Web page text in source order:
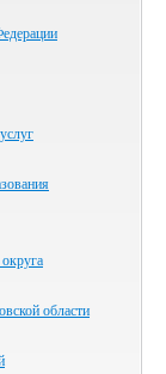
области